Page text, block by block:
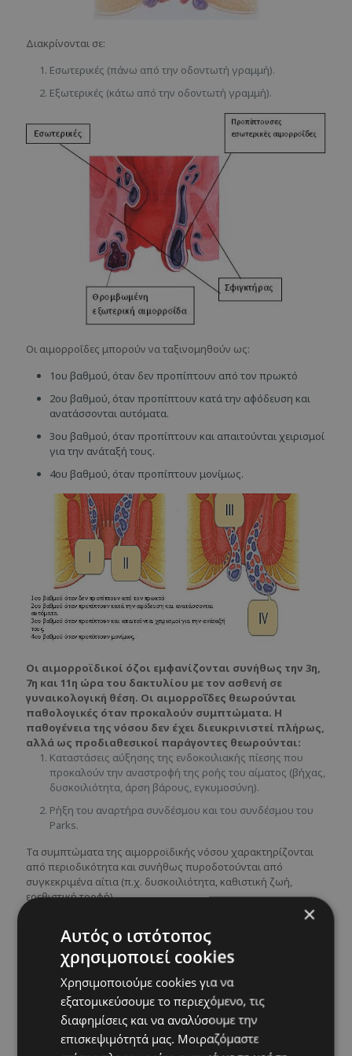
Διακρίνονται σε:
Εσωτερικές (πάνω από την οδοντωτή γραμμή).
Εξωτερικές (κάτω από την οδοντωτή γραμμή).
Οι αιμορροΐδες μπορούν να ταξινομηθούν ως:
1ου βαθμού, όταν δεν προπίπτουν από τον πρωκτό
2ου βαθμού, όταν προπίπτουν κατά την αφόδευση και
ανατάσσονται αυτόματα.
3ου βαθμού, όταν προπίπτουν και απαιτούνται χειρισμοί
για την ανάταξή τους.
4ου βαθμού, όταν προπίπτουν μονίμως.
Οι αιμορροϊδικοί όζοι εμφανίζονται συνήθως την 3η,
7η και 11η ώρα του δακτυλίου με τον ασθενή σε
γυναικολογική θέση. Οι αιμορροΐδες θεωρούνται
παθολογικές όταν προκαλούν συμπτώματα. Η
παθογένεια της νόσου δεν έχει διευκρινιστεί πλήρως,
αλλά ως προδιαθεσικοί παράγοντες θεωρούνται:
Καταστάσεις αύξησης της ενδοκοιλιακής πίεσης που
προκαλούν την αναστροφή της ροής του αίματος (βήχας,
δυσκοιλιότητα, άρση βάρους, εγκυμοσύνη).
Ρήξη του αναρτήρα συνδέσμου και του συνδέσμου του
Parks.
Τα συμπτώματα της αιμορροϊδικής νόσου χαρακτηρίζονται
από περιοδικότητα και συνήθως πυροδοτούνται από
συγκεκριμένα αίτια (π.χ. δυσκοιλιότητα, καθιστική ζωή,
ερεθιστική τροφή).
Συνήθη συμπτώματα
επεισόδια αιμορραγίας είναι τόσο συχνά και με
σημαντική ποσότητα απώλειας αίματος, που
μπορεί να προκαλέσουν σιδηροπενική αναιμία.
Αναιμία (σιδηροπενική), δηλαδή πτώση του
×
Αυτός ο ιστότοπος
χρησιμοποιεί cookies
Χρησιμοποιούμε cookies για να
εξατομικεύσουμε το περιεχόμενο, τις
διαφημίσεις και να αναλύσουμε την
επισκεψιμότητά μας. Μοιραζόμαστε